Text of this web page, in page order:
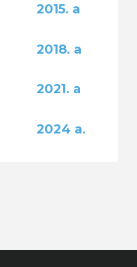
2015. a
2018. a
2021. a
2024 a.